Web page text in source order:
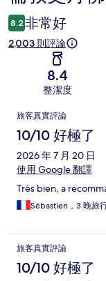
論
8.2 非常好
2,003 則評論
8.4
整潔度
評
論
旅客真實評論
10/10 好極了
2026 年 7 月 20 日
使用 Google 翻譯
Très bien, a
Sébastien，3 晚旅
旅客真實評論
10/10 好極了